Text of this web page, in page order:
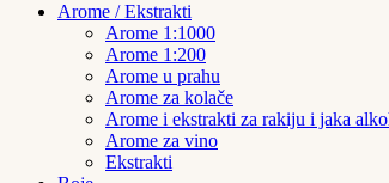
Arome / Ekstrakti
Arome 1:1000
Arome 1:200
Arome u prahu
Arome za kolače
Arome i ekstrakti za rakiju i jaka
Arome za vino
Ekstrakti